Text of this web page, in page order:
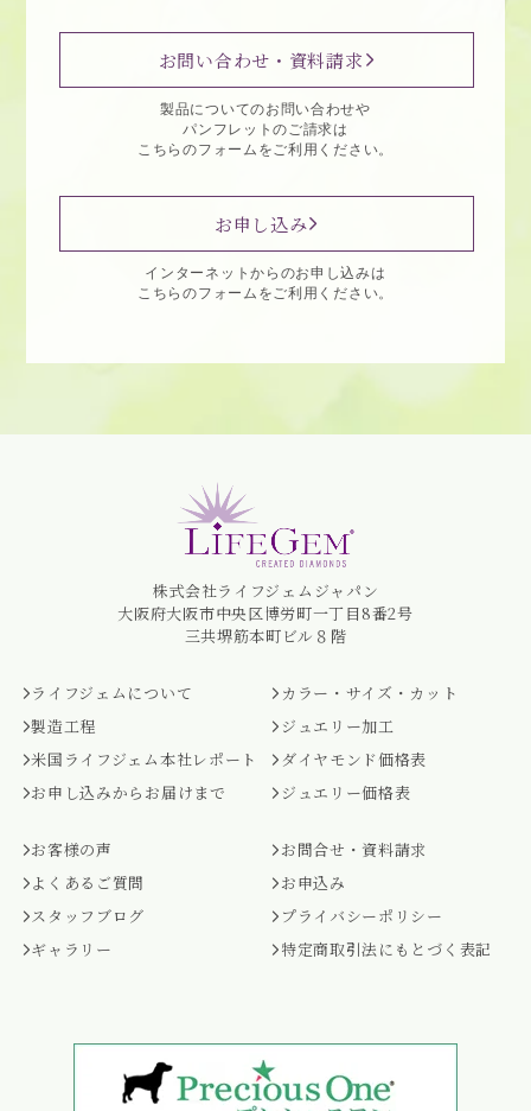
お問い合わせ・資料請求
製品についてのお問い合わせや
パンフレットのご請求は
こちらのフォームをご利用ください。
お申し込み
インターネットからのお申し込みは
こちらのフォームをご利用ください。
株式会社ライフジェムジャパン
大阪府大阪市中央区博労町一丁目8番2号
三共堺筋本町ビル８階
ライフジェムについて
製造工程
米国ライフジェム本社レポート
お申し込みからお届けまで
カラー・サイズ・カット
ジュエリー加工
ダイヤモンド価格表
ジュエリー価格表
お客様の声
よくあるご質問
スタッフブログ
ギャラリー
お問合せ・資料請求
お申込み
プライバシーポリシー
特定商取引法にもとづく表記